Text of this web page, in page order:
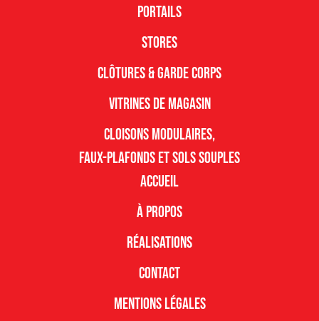
Portails
Stores
Clôtures & garde corps
Vitrines de magasin
Cloisons modulaires,
faux-plafonds et sols souples
Accueil
À propos
Réalisations
Contact
Mentions légales